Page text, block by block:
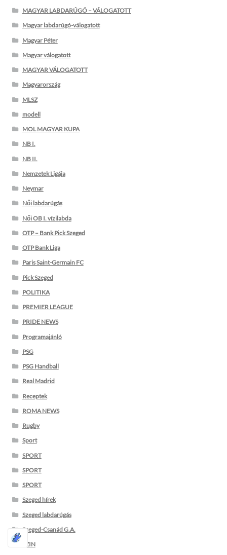
MAGYAR LABDARÚGÓ – VÁLOGATOTT
Magyar labdarúgó-válogatott
Magyar Péter
Magyar válogatott
MAGYAR VÁLOGATOTT
Magyarország
MLSZ
modell
MOL MAGYAR KUPA
NB I.
NB II.
Nemzetek Ligája
Neymar
Női labdarúgás
Női OB I. vízilabda
OTP – Bank Pick Szeged
OTP Bank Liga
Paris Saint-Germain FC
Pick Szeged
POLITIKA
PREMIER LEAGUE
PRIDE NEWS
Programajánló
PSG
PSG Handball
Real Madrid
Receptek
ROMA NEWS
Rugby
Sport
SPORT
SPORT
SPORT
Szeged hírek
Szeged labdarúgás
Szeged-Csanád G.A.
SZIN